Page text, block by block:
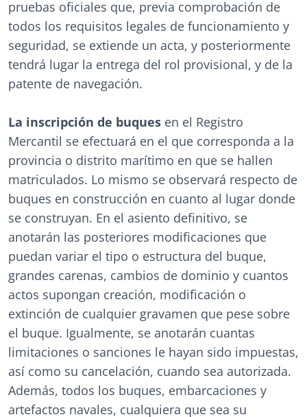
pruebas oficiales que, previa comprobación de
todos los requisitos legales de funcionamiento y
seguridad, se extiende un acta, y posteriormente
tendrá lugar la entrega del rol provisional, y de la
patente de navegación.
La inscripción de buques en el Registro
Mercantil se efectuará en el que corresponda a la
provincia o distrito marítimo en que se hallen
matriculados. Lo mismo se observará respecto de
buques en construcción en cuanto al lugar donde
se construyan. En el asiento definitivo, se
anotarán las posteriores modificaciones que
puedan variar el tipo o estructura del buque,
grandes carenas, cambios de dominio y cuantos
actos supongan creación, modificación o
extinción de cualquier gravamen que pese sobre
el buque. Igualmente, se anotarán cuantas
limitaciones o sanciones le hayan sido impuestas,
así como su cancelación, cuando sea autorizada.
Además, todos los buques, embarcaciones y
artefactos navales, cualquiera que sea su